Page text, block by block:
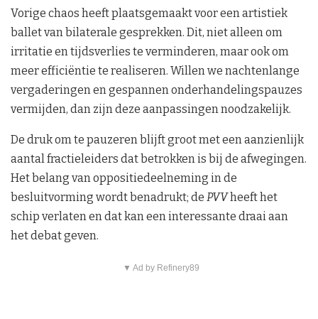
Vorige chaos heeft plaatsgemaakt voor een artistiek
ballet van bilaterale gesprekken. Dit, niet alleen om
irritatie en tijdsverlies te verminderen, maar ook om
meer efficiëntie te realiseren. Willen we nachtenlange
vergaderingen en gespannen onderhandelingspauzes
vermijden, dan zijn deze aanpassingen noodzakelijk.
De druk om te pauzeren blijft groot met een aanzienlijk
aantal fractieleiders dat betrokken is bij de afwegingen.
Het belang van oppositiedeelneming in de
besluitvorming wordt benadrukt; de PVVheeft het
schip verlaten en dat kan een interessante draai aan
het debat geven.
▼ Ad by Refinery89